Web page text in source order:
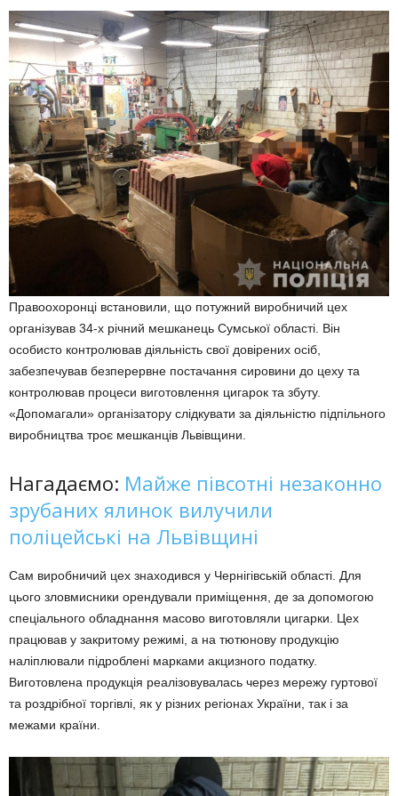
Правоохоронці встановили, що потужний виробничий цех
організував 34-х річний мешканець Сумської області. Він
особисто контролював діяльність свої довірених осіб,
забезпечував безперервне постачання сировини до цеху та
контролював процеси виготовлення цигарок та збуту.
«Допомагали» організатору слідкувати за діяльністю підпільного
виробництва троє мешканців Львівщини.
Нагадаємо: Майже півсотні незаконно
зрубаних ялинок вилучили
поліцейські на Львівщині
Сам виробничий цех знаходився у Чернігівській області. Для
цього зловмисники орендували приміщення, де за допомогою
спеціального обладнання масово виготовляли цигарки. Цех
працював у закритому режимі, а на тютюнову продукцію
наліплювали підроблені марками акцизного податку.
Виготовлена продукція реалізовувалась через мережу гуртової
та роздрібної торгівлі, як у різних регіонах України, так і за
межами країни.